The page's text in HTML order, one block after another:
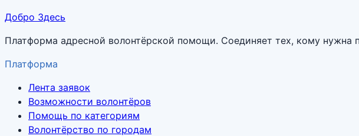
Добро Здесь
Платформа адресной волонтёрской помощи. Соединяет тех, кому нужна
Платформа
Лента заявок
Возможности волонтёров
Помощь по категориям
Волонтёрство по городам